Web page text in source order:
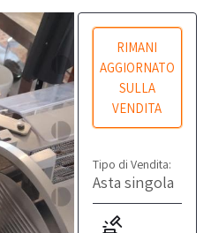
RIMANI
AGGIORNATO
SULLA
VENDITA
Tipo di Vendita:
Asta singola